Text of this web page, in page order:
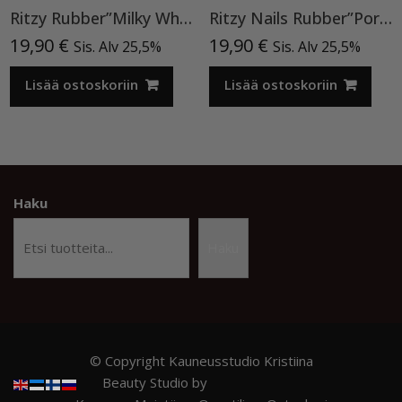
Ritzy Rubber”Milky White”11 , alusgeeli
19,90 € Sis. Alv 25,5%
Lisää ostoskoriin
Ritzy Nails Rubber”Porcelain Beige” 04,15ml
19,90 € Sis. Alv 25,5%
Lisää ostoskoriin
Haku
© Copyright Kauneusstudio Kristiina
Beauty Studio by